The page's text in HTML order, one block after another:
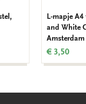
L-mapje
and White
Amsterdam
€ 3,50